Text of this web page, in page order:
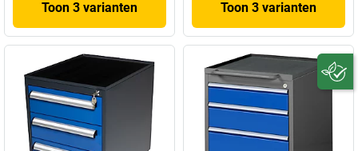
Toon 3 varianten Toon 3 varianten